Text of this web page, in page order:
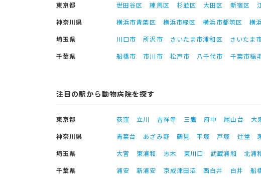
東京都 世田谷区 練馬区 杉並区 大田区 新宿区
神奈川県
横浜市青葉区 横浜市緑区 横浜市都筑区 横
埼玉県
川口市 所沢市 さいたま市浦和区 さいたま
千葉県
船橋市 市川市 松戸市 八千代市 千葉市稲
注目の駅から動物病院を探す
東京都 荻窪 立川 吉祥寺 三鷹 府中 尾山台 大
神奈川県
青葉台 あざみ野 鶴見 平塚 戸塚 辻堂
埼玉県
大宮 東浦和 志木 東川口 武蔵浦和 北浦
千葉県
浦安 新浦安 京成津田沼 西白井 白井 船